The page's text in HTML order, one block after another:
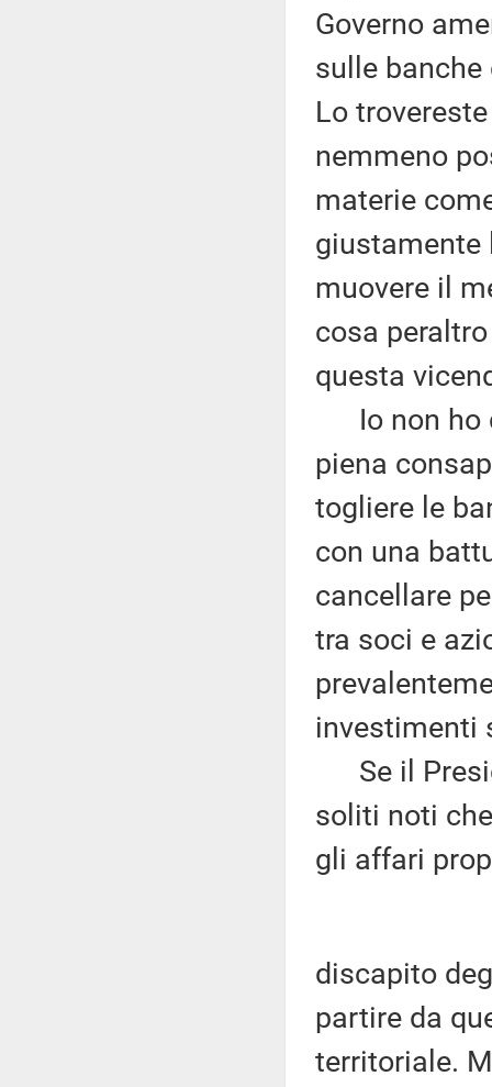
Governo
sulle
Lo
nemmeno
materie
giustamente
muovere il
cosa
questa
Io non ho
piena
togliere le
con una
cancellare
tra soci e
investimenti
Se il
soliti noti
gli affari
discapito
partire da
territoriale.